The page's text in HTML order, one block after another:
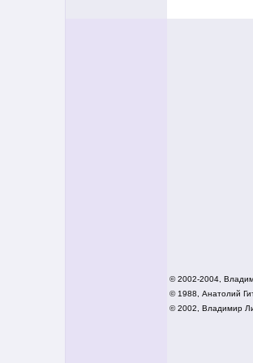
© 2002-2004,
© 1988, Анатолий
© 2002, Владимир